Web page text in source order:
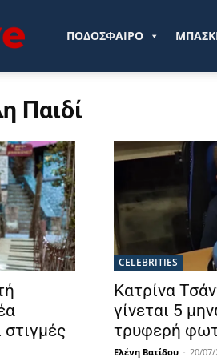
Sportlive.grΠΟΔΟΣΦΑΙΡΟ
Παιδί
CELEBRITIES
Κατρίνα
γίνεται 5
τρυφερή
Ελένη Βατίδου - 20/07/